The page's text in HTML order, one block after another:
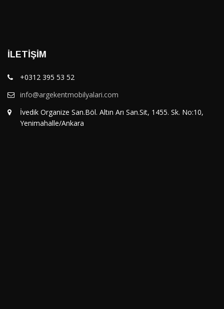
İLETIŞIM
+0312 395 53 52
info@argekentmobilyalari.com
İvedik Organize San.Böl. Altın Arı San.Sit, 1455. Sk. No:10,
Yenimahalle/Ankara